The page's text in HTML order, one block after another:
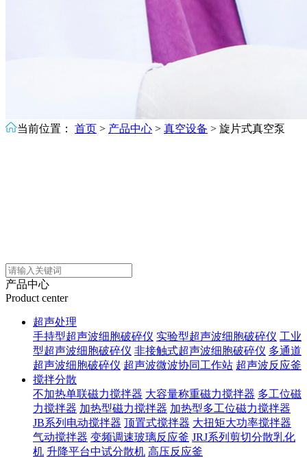
当前位置： 首页 > 产品中心 > 真空设备 > 旋片式真空泵
产品中心
Product center
超声处理
手持型超声波细胞破碎仪 实验型超声波细胞破碎仪 工业
型超声波细胞破碎仪 非接触式超声波细胞破碎仪 多通道
超声波细胞破碎仪 超声波微波协同工作站 超声波反应釜
搅拌分散
不加热单联磁力搅拌器 大容量称重磁力搅拌器 多工位磁
力搅拌器 加热型磁力搅拌器 加热型多工位磁力搅拌器
JB系列电动搅拌器 顶置式搅拌器 大扭矩大功率搅拌器
气动搅拌器 变频调速玻璃反应釜 JRJ系列剪切分散乳化
机 升降平台中试分散机 高压反应釜